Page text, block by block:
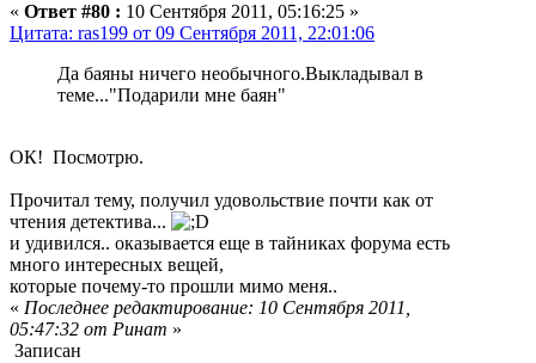
« Ответ #80 : 10 Сентября 2011, 05:16:25 »
Цитата: ras199 от 09 Сентября 2011, 22:01:06
Да баяны ничего необычного.Выкладывал в
теме..."Подарили мне баян"
ОК! Посмотрю.
Прочитал тему, получил удовольствие почти как от
чтения детектива...
и удивился.. оказывается еще в тайниках форума есть
много интересных вещей,
которые почему-то прошли мимо меня..
« Последнее редактирование: 10 Сентября 2011,
05:47:32 от Ринат »
Записан